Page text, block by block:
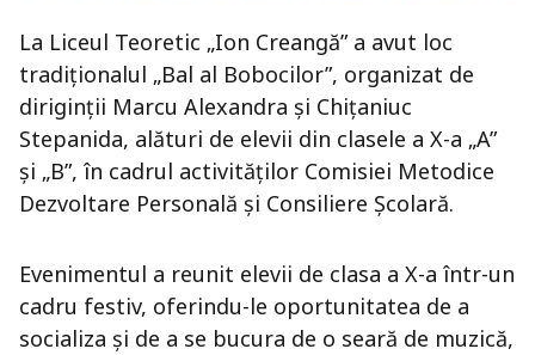
La Liceul Teoretic „Ion Creangă” a avut loc
tradiționalul „Bal al Bobocilor”, organizat de
diriginții Marcu Alexandra și Chițaniuc
Stepanida, alături de elevii din clasele a X-a „A”
și „B”, în cadrul activităților Comisiei Metodice
Dezvoltare Personală și Consiliere Școlară.
Evenimentul a reunit elevii de clasa a X-a într-un
cadru festiv, oferindu-le oportunitatea de a
socializa și de a se bucura de o seară de muzică,